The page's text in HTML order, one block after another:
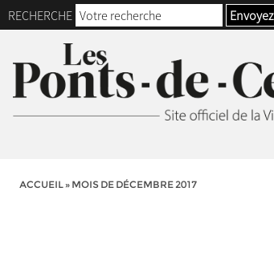
RECHERCHE Envoyez
ACCUEIL» MOIS DE DÉCEMBRE 2017